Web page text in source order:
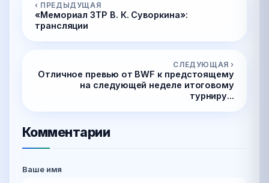
‹ ПРЕДЫДУЩАЯ
«Мемориал ЗТР В. К. Суворкина»:
трансляции
СЛЕДУЮЩАЯ ›
Отличное превью от BWF к предстоящему
на следующей неделе итоговому
турниру...
Комментарии
Ваше имя